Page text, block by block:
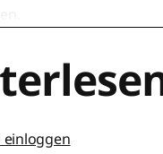
einloggen